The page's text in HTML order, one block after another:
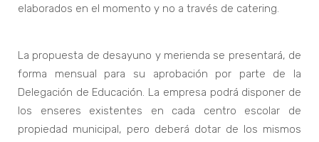
elaborados en el momento y no a través de catering.
La propuesta de desayuno y merienda se presentará, de
forma mensual para su aprobación por parte de la
Delegación de Educación. La empresa podrá disponer de
los enseres existentes en cada centro escolar de
propiedad municipal, pero deberá dotar de los mismos